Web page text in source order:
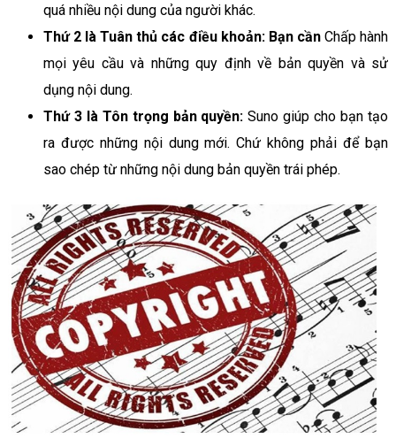
quá nhiều nội dung của người khác.
Thứ 2 là Tuân thủ các điều khoản: Bạn cần Chấp hành
mọi yêu cầu và những quy định về bản quyền và sử
dụng nội dung.
Thứ 3 là Tôn trọng bản quyền:Suno giúp cho bạn tạo
ra được những nội dung mới. Chứ không phải để bạn
sao chép từ những nội dung bản quyền trái phép.